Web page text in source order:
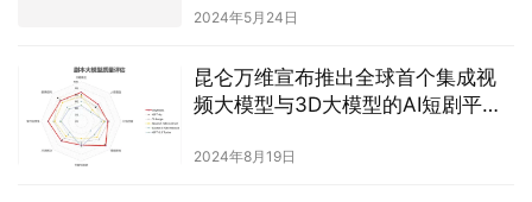
2024年5月24日
昆仑万维宣布推出全球首个集成视
频大模型与3D大模型的AI短剧平台
2024年8月19日